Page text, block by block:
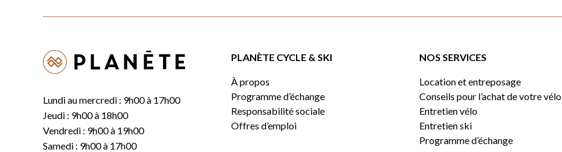
Lundi au mercredi : 9h00 à 17h00
Jeudi : 9h00 à 18h00
Vendredi : 9h00 à 19h00
Samedi : 9h00 à 17h00
PLANÈTE CYCLE & SKI
À propos
Programme d’échange
Responsabilité sociale
Offres d’emploi
NOS SERVICES
Location et entreposage
Conseils pour l’achat de votre vélo
Entretien vélo
Entretien ski
Programme d’échange